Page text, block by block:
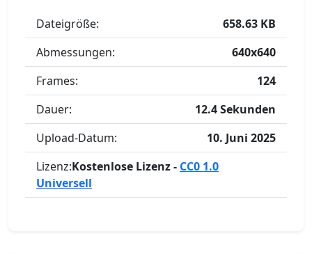
Dateigröße:
658.63 KB
Abmessungen:
640x640
Frames:
124
Dauer:
12.4 Sekunden
Upload-Datum:
10. Juni 2025
Lizenz:Kostenlose Lizenz - CC0 1.0
Universell